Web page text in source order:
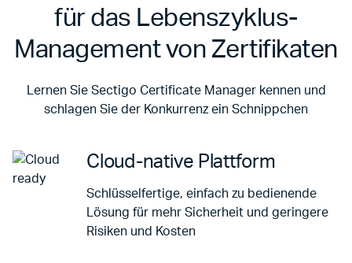
für das Lebenszyklus-
Management von Zertifikaten
Lernen Sie Sectigo Certificate Manager kennen und
schlagen Sie der Konkurrenz ein Schnippchen
Cloud-native Plattform
Schlüsselfertige, einfach zu bedienende
Lösung für mehr Sicherheit und geringere
Risiken und Kosten